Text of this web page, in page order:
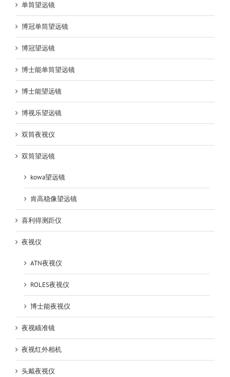
单筒望远镜
博冠单筒望远镜
博冠望远镜
博士能单筒望远镜
博士能望远镜
博视乐望远镜
双筒夜视仪
双筒望远镜
kowa望远镜
肯高稳像望远镜
喜利得测距仪
夜视仪
ATN夜视仪
ROLES夜视仪
博士能夜视仪
夜视瞄准镜
夜视红外相机
头戴夜视仪